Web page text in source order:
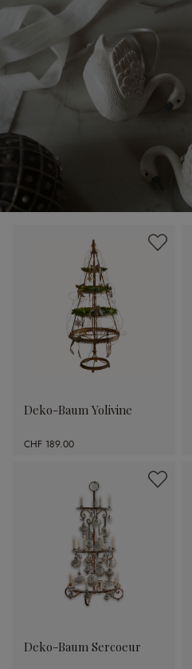
Deko-Baum Yolivine
CHF 189.00
Deko-Baum Sercoeur